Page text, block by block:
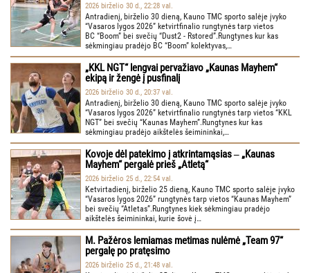
2026 birželio 30 d., 22:28 val.
Antradienį, birželio 30 dieną, Kauno TMC sporto salėje įvyko
“Vasaros lygos 2026” ketvirtfinalio rungtynės tarp vietos
BC “Boom” bei svečių “Dust2 - Rstored”.Rungtynes kur kas
sėkmingiau pradėjo BC “Boom” kolektyvas,…
„KKL NGT“ lengvai pervažiavo „Kaunas Mayhem“
ekipą ir žengė į pusfinalį
2026 birželio 30 d., 20:37 val.
Antradienį, birželio 30 dieną, Kauno TMC sporto salėje įvyko
“Vasaros lygos 2026” ketvirtfinalio rungtynės tarp vietos “KKL
NGT” bei svečių “Kaunas Mayhem”.Rungtynes kur kas
sėkmingiau pradėjo aikštelės šeimininkai,…
Kovoje dėl patekimo į atkrintamąsias ‒ „Kaunas
Mayhem“ pergalė prieš „Atletą“
2026 birželio 25 d., 22:54 val.
Ketvirtadienį, birželio 25 dieną, Kauno TMC sporto salėje įvyko
“Vasaros lygos 2026” rungtynės tarp vietos “Kaunas Mayhem”
bei svečių “Atletas”.Rungtynes kiek sėkmingiau pradėjo
aikštelės šeimininkai, kurie šovė į…
M. Pažėros lemiamas metimas nulėmė „Team 97“
pergalę po pratęsimo
2026 birželio 25 d., 21:48 val.